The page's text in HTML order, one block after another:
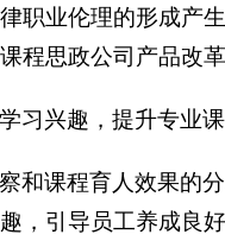
职业伦理的形成产
程思政公司产品改
习兴趣，提升专业
和课程育人效果的
，引导员工养成良